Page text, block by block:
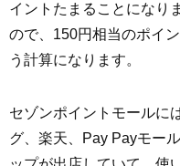
イントたまることになり
ので、150円相当のポイ
う計算になります。
セゾンポイントモールに
グ、楽天、Pay Payモー